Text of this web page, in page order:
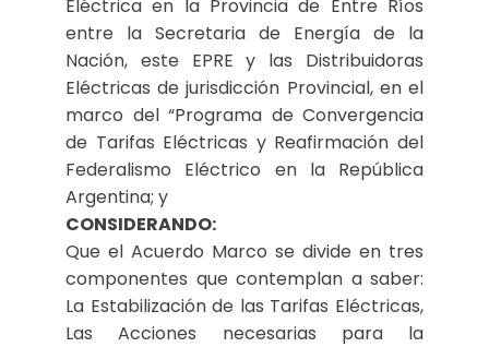
Eléctrica en la Provincia de Entre Ríos
entre la Secretaria de Energía de la
Nación, este EPRE y las Distribuidoras
Eléctricas de jurisdicción Provincial, en el
marco del “Programa de Convergencia
de Tarifas Eléctricas y Reafirmación del
Federalismo Eléctrico en la República
Argentina; y
CONSIDERANDO:
Que el Acuerdo Marco se divide en tres
componentes que contemplan a saber:
La Estabilización de las Tarifas Eléctricas,
Las Acciones necesarias para la